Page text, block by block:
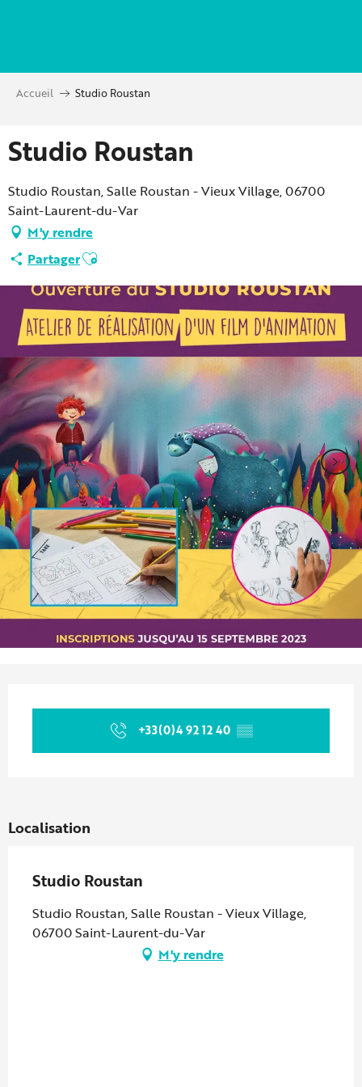
principal
Accueil Studio Roustan
Studio Roustan
Studio Roustan, Salle Roustan - Vieux Village, 06700
Saint-Laurent-du-Var
M'y rendre
PartagerAjouter aux favoris
+33(0)4 92 12 40 ▒▒
Localisation
Studio Roustan
Studio Roustan, Salle Roustan - Vieux Village,
06700 Saint-Laurent-du-Var
M'y rendre